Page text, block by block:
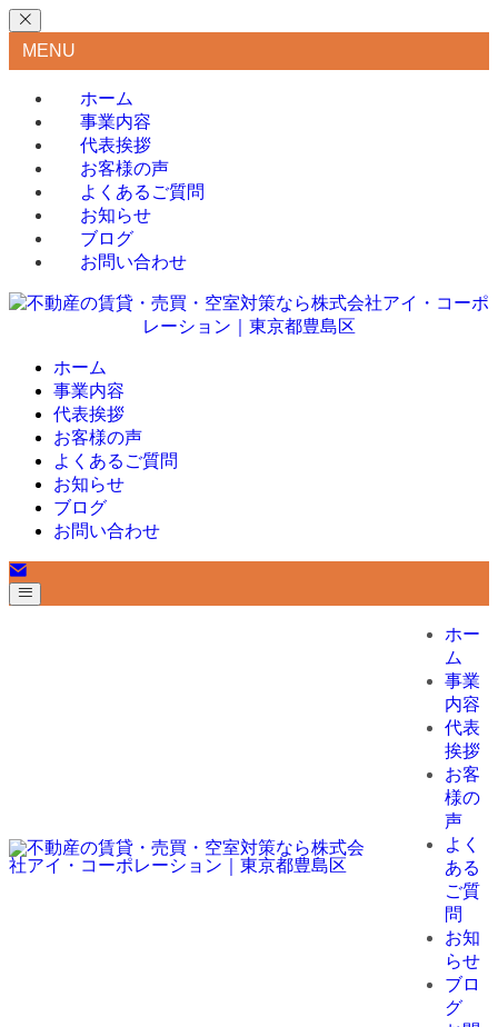
MENU
ホーム
事業内容
代表挨拶
お客様の声
よくあるご質問
お知らせ
ブログ
お問い合わせ
ホーム
事業内容
代表挨拶
お客様の声
よくあるご質問
お知らせ
ブログ
お問い合わせ
ホー
ム
事業
内容
代表
挨拶
お客
様の
声
よく
ある
ご質
問
お知
らせ
ブロ
グ